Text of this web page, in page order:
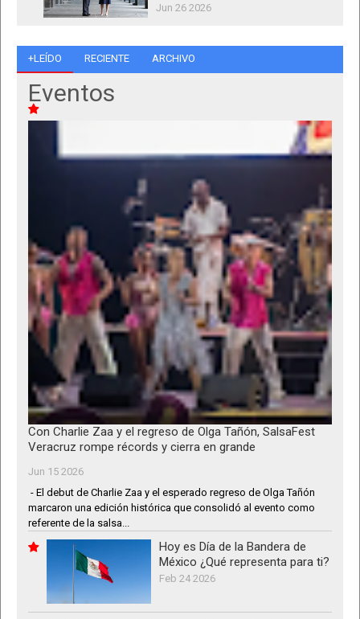
Jun 26 2026
+LEÍDO RECIENTE ARCHIVO
Eventos
Con Charlie Zaa y el regreso de Olga Tañón, SalsaFest
Veracruz rompe récords y cierra en grande
Jun 15 2026
- El debut de Charlie Zaa y el esperado regreso de Olga Tañón
marcaron una edición histórica que consolidó al evento como
referente de la salsa...
Hoy es Día de la Bandera de
México ¿Qué representa para ti?
Feb 24 2026